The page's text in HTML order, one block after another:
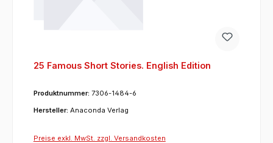
25 Famous Short Stories. English Edition
Produktnummer: 7306-1484-6
Hersteller: Anaconda Verlag
Preise exkl. MwSt. zzgl. Versandkosten